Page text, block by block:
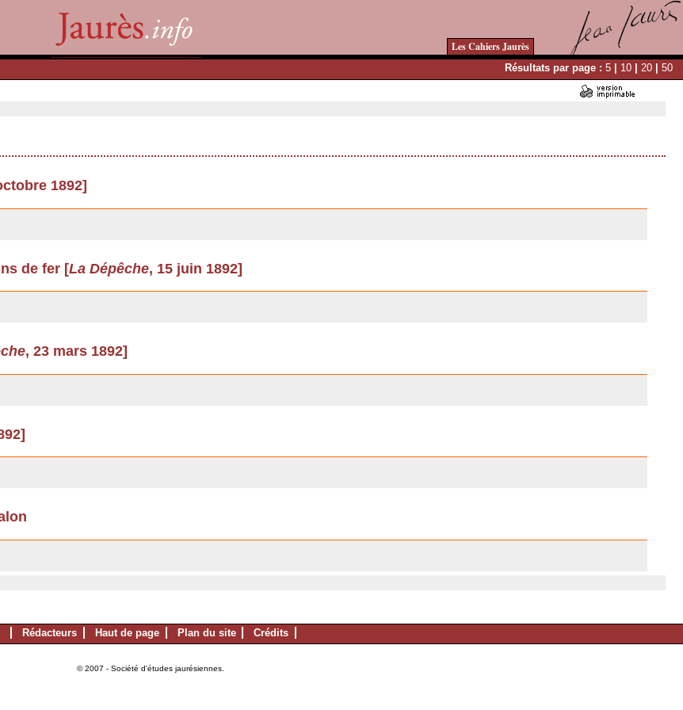
Les Cahiers Jaurès
Résultats par page : 5 | 10 | 20 | 50
1892]
de fer [La Dépêche, 15 juin 1892]
, 23 mars 1892]
Rédacteurs Haut de page Plan du site Crédits
© 2007 - Société d'études jaurésiennes.